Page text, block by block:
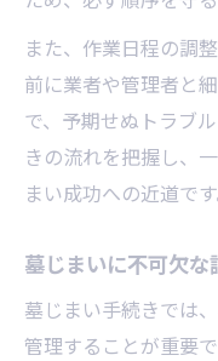
また、作業日程の調
前に業者や管理者と
で、予期せぬトラブ
きの流れを把握し、
まい成功への近道です
墓じまいに不可欠
墓じまい手続きでは
管理することが重要